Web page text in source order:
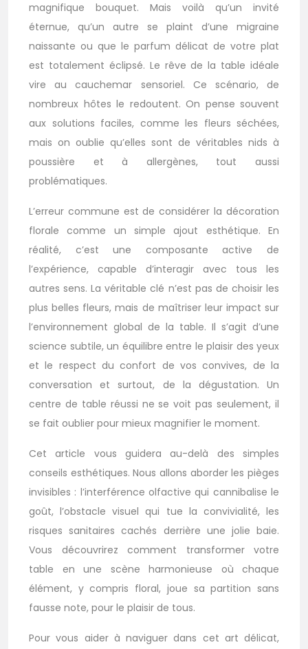
magnifique bouquet. Mais voilà qu’un invité
éternue, qu’un autre se plaint d’une migraine
naissante ou que le parfum délicat de votre plat
est totalement éclipsé. Le rêve de la table idéale
vire au cauchemar sensoriel. Ce scénario, de
nombreux hôtes le redoutent. On pense souvent
aux solutions faciles, comme les fleurs séchées,
mais on oublie qu’elles sont de véritables nids à
poussière et à allergènes, tout aussi
problématiques.
L’erreur commune est de considérer la décoration
florale comme un simple ajout esthétique. En
réalité, c’est une composante active de
l’expérience, capable d’interagir avec tous les
autres sens. La véritable clé n’est pas de choisir les
plus belles fleurs, mais de maîtriser leur impact sur
l’environnement global de la table. Il s’agit d’une
science subtile, un équilibre entre le plaisir des yeux
et le respect du confort de vos convives, de la
conversation et surtout, de la dégustation. Un
centre de table réussi ne se voit pas seulement, il
se fait oublier pour mieux magnifier le moment.
Cet article vous guidera au-delà des simples
conseils esthétiques. Nous allons aborder les pièges
invisibles : l’interférence olfactive qui cannibalise le
goût, l’obstacle visuel qui tue la convivialité, les
risques sanitaires cachés derrière une jolie baie.
Vous découvrirez comment transformer votre
table en une scène harmonieuse où chaque
élément, y compris floral, joue sa partition sans
fausse note, pour le plaisir de tous.
Pour vous aider à naviguer dans cet art délicat,